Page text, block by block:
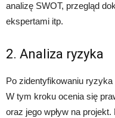
analizę SWOT, przegląd
ekspertami itp.
2. Analiza ryzyka
Po zidentyfikowaniu
W tym kroku ocenia się
oraz jego wpływ na